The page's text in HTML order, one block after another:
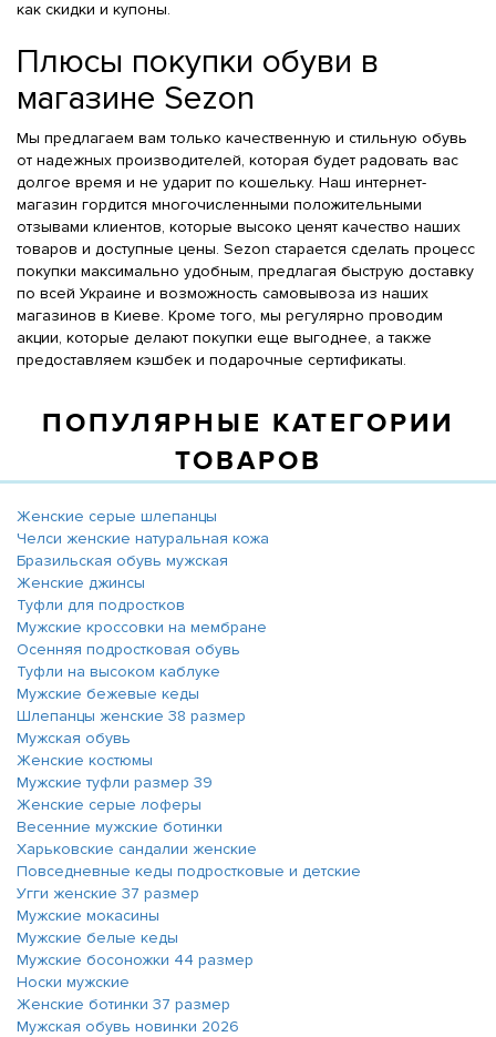
как скидки и купоны.
Плюсы покупки обуви в
магазине Sezon
Мы предлагаем вам только качественную и стильную обувь
от надежных производителей, которая будет радовать вас
долгое время и не ударит по кошельку. Наш интернет-
магазин гордится многочисленными положительными
отзывами клиентов, которые высоко ценят качество наших
товаров и доступные цены. Sezon старается сделать процесс
покупки максимально удобным, предлагая быструю доставку
по всей Украине и возможность самовывоза из наших
магазинов в Киеве. Кроме того, мы регулярно проводим
акции, которые делают покупки еще выгоднее, а также
предоставляем кэшбек и подарочные сертификаты.
ПОПУЛЯРНЫЕ КАТЕГОРИИ
ТОВАРОВ
Женские серые шлепанцы
Челси женские натуральная кожа
Бразильская обувь мужская
Женские джинсы
Туфли для подростков
Мужские кроссовки на мембране
Осенняя подростковая обувь
Туфли на высоком каблуке
Мужские бежевые кеды
Шлепанцы женские 38 размер
Мужская обувь
Женские костюмы
Мужские туфли размер 39
Женские серые лоферы
Весенние мужские ботинки
Харьковские сандалии женские
Повседневные кеды подростковые и детские
Угги женские 37 размер
Мужские мокасины
Мужские белые кеды
Мужские босоножки 44 размер
Носки мужские
Женские ботинки 37 размер
Мужская обувь новинки 2026